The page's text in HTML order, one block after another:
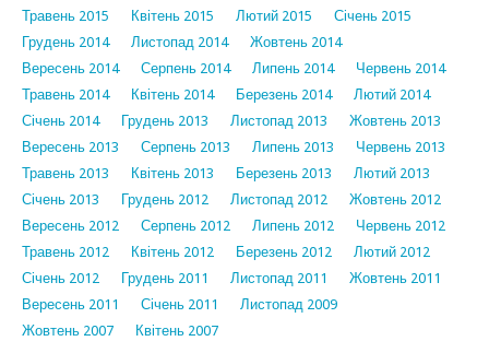
Травень 2015
Квітень 2015 Лютий 2015
Січень 2015
Грудень 2014
Листопад 2014
Жовтень 2014
Вересень 2014
Серпень 2014 Липень 2014
Червень 2014
Травень 2014
Квітень 2014 Березень 2014
Лютий 2014
Січень 2014
Грудень 2013 Листопад 2013
Жовтень 2013
Вересень 2013
Серпень 2013 Липень 2013
Червень 2013
Травень 2013
Квітень 2013 Березень 2013
Лютий 2013
Січень 2013
Грудень 2012 Листопад 2012
Жовтень 2012
Вересень 2012
Серпень 2012 Липень 2012
Червень 2012
Травень 2012
Квітень 2012 Березень 2012
Лютий 2012
Січень 2012
Грудень 2011 Листопад 2011
Жовтень 2011
Вересень 2011
Січень 2011
Листопад 2009
Жовтень 2007
Квітень 2007